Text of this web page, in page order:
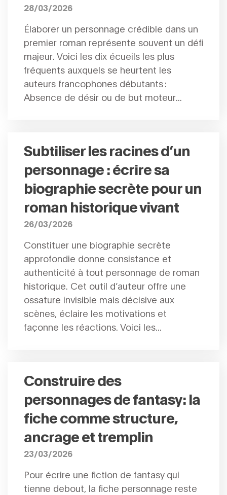
28/03/2026
Élaborer un personnage crédible dans un
premier roman représente souvent un défi
majeur. Voici les dix écueils les plus
fréquents auxquels se heurtent les
auteurs francophones débutants :
Absence de désir ou de but moteur...
Subtiliser les racines d’un
personnage : écrire sa
biographie secrète pour un
roman historique vivant
26/03/2026
Constituer une biographie secrète
approfondie donne consistance et
authenticité à tout personnage de roman
historique. Cet outil d’auteur offre une
ossature invisible mais décisive aux
scènes, éclaire les motivations et
façonne les réactions. Voici les...
Construire des
personnages de fantasy : la
fiche comme structure,
ancrage et tremplin
23/03/2026
Pour écrire une fiction de fantasy qui
tienne debout, la fiche personnage reste